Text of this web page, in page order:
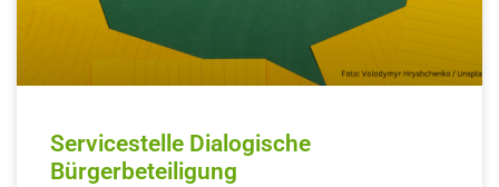
Servicestelle Dialogische
Bürgerbeteiligung